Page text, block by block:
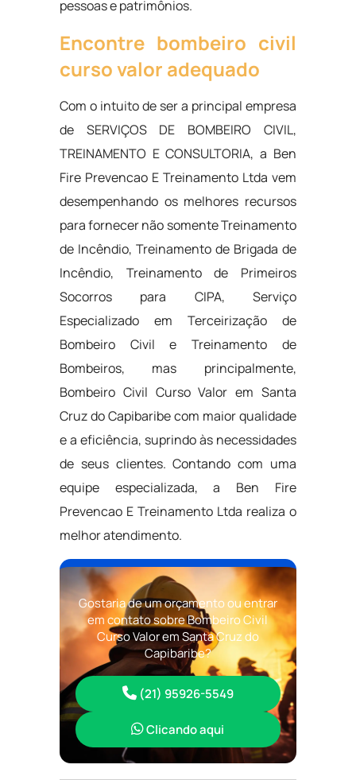
pessoas e patrimônios.
Encontre bombeiro civil
curso valor adequado
Com o intuito de ser a principal empresa
de SERVIÇOS DE BOMBEIRO CIVIL,
TREINAMENTO E CONSULTORIA, a Ben
Fire Prevencao E Treinamento Ltda vem
desempenhando os melhores recursos
para fornecer não somente Treinamento
de Incêndio, Treinamento de Brigada de
Incêndio, Treinamento de Primeiros
Socorros para CIPA, Serviço
Especializado em Terceirização de
Bombeiro Civil e Treinamento de
Bombeiros, mas principalmente,
Bombeiro Civil Curso Valor em Santa
Cruz do Capibaribe com maior qualidade
e a eficiência, suprindo às necessidades
de seus clientes. Contando com uma
equipe especializada, a Ben Fire
Prevencao E Treinamento Ltda realiza o
melhor atendimento.
Gostaria de um orçamento ou entrar
em contato sobre Bombeiro Civil
Curso Valor em Santa Cruz do
Capibaribe?
(21) 95926-5549
Clicando aqui